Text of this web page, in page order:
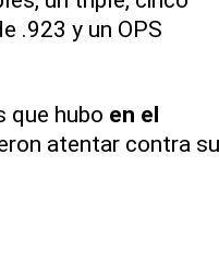
.923 y un OPS
que hubo en el
atentar contra